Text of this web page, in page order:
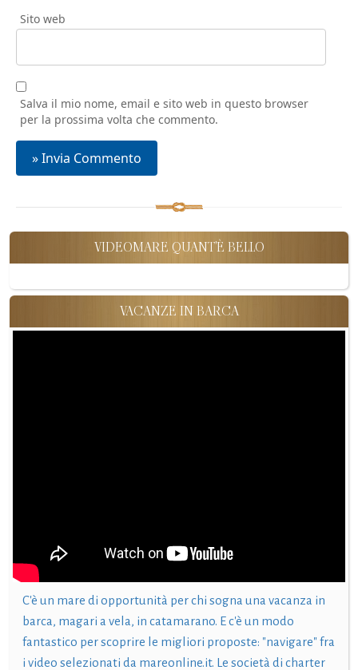
Sito web
Salva il mio nome, email e sito web in questo browser
per la prossima volta che commento.
VIDEOMARE QUANT'È BELLO
VACANZE IN BARCA
C'è un mare di opportunità per chi sogna una vacanza in
barca, magari a vela, in catamarano. E c'è un modo
fantastico per scoprire le migliori proposte: "navigare" fra
i video selezionati da mareonline.it. Le società di charter